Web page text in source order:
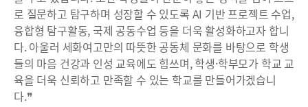
로 질문하고 탐구하며 성장할 수 있도록 AI 기반 프로젝트 수업,
융합형 탐구활동, 국제 공동수업 등을 더욱 활성화하고자 합니
다. 아울러 세화여고만의 따뜻한 공동체 문화를 바탕으로 학생
들의 마음 건강과 인성 교육에도 힘쓰며, 학생·학부모가 학교 교
육을 더욱 신뢰하고 만족할 수 있는 학교를 만들어가겠습니
다.❞